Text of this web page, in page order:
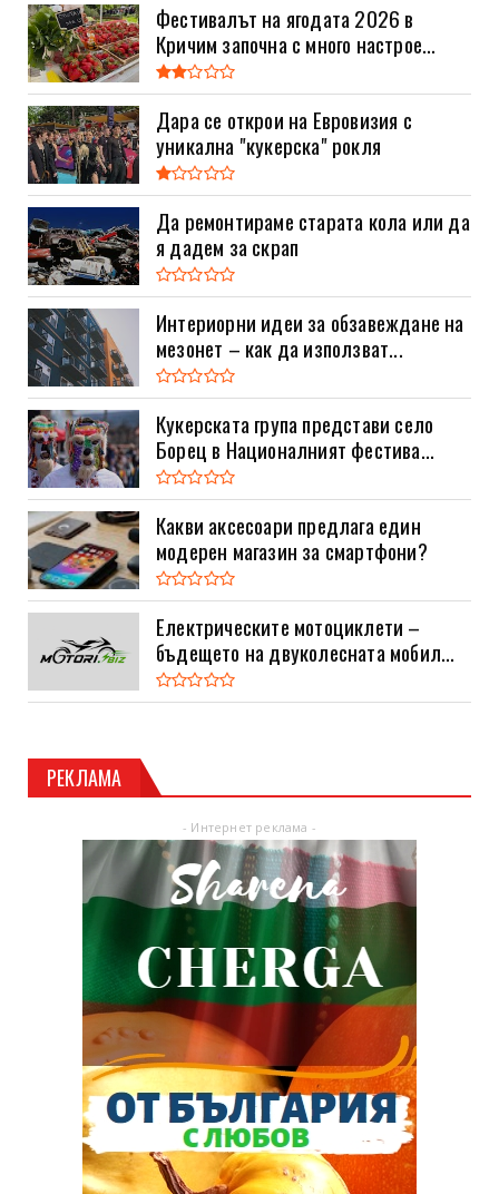
Фестивалът на ягодата 2026 в
Кричим започна с много настрое...
Дара се открои на Евровизия с
уникална "кукерска" рокля
Да ремонтираме старата кола или да
я дадем за скрап
Интериорни идеи за обзавеждане на
мезонет – как да използват...
Кукерската група представи село
Борец в Националният фестива...
Какви аксесоари предлага един
модерен магазин за смартфони?
Електрическите мотоциклети –
бъдещето на двуколесната мобил...
РЕКЛАМА
- Интернет реклама -